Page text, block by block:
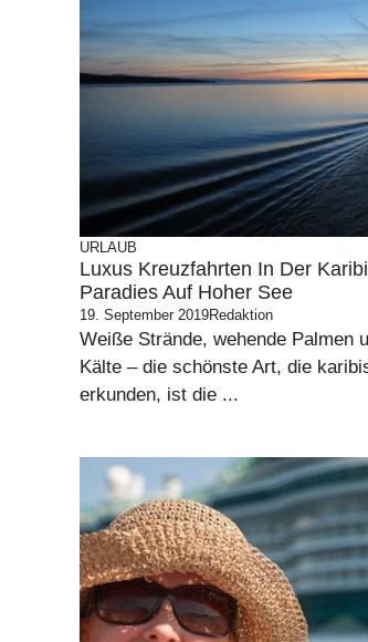
URLAUB
Luxus Kreuzfahrten In Der
Paradies Auf Hoher See
19. September 2019Redaktion
Weiße Strände, wehende Palmen
Kälte – die schönste Art, die
erkunden, ist die ...